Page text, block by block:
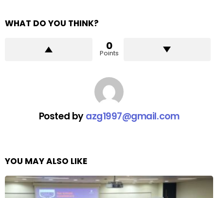
WHAT DO YOU THINK?
0
Points
Posted byazg1997@gmail.com
YOU MAY ALSO LIKE